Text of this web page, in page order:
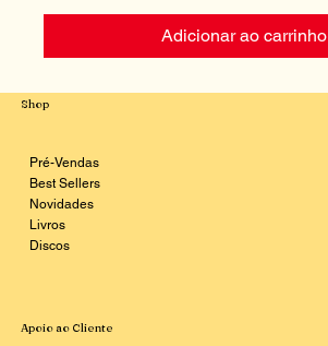
Adicionar ao carrinho
Shop
Pré-Vendas
Best Sellers
Novidades
Livros
Discos
Apoio ao Cliente